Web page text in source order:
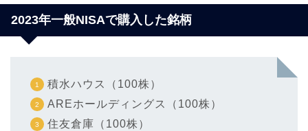
2023年一般NISAで購入した銘柄
積水ハウス（100株）
AREホールディングス（100株）
住友倉庫（100株）